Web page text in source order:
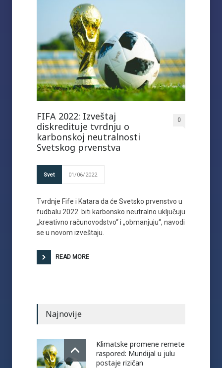
FIFA 2022: Izveštaj
diskredituje tvrdnju o
karbonskoj neutralnosti
Svetskog prvenstva
0
Svet 01/06/2022
Tvrdnje Fife i Katara da će Svetsko prvenstvo u
fudbalu 2022. biti karbonsko neutralno uključuju
„kreativno računovodstvo“ i „obmanjuju“, navodi
se u novom izveštaju.
READ MORE
Najnovije
Klimatske promene remete
raspored: Mundijal u julu
postaje rizičan